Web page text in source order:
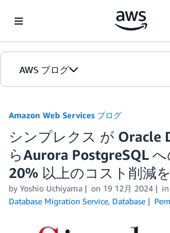
AWS ブログ
カテゴリ
エディション
Amazon Web Services ブログ
シンプレクス が Oracle
らAurora PostgreSQL へ
20% 以上のコスト削減
by Yoshio Uchiyama on 19 12月 2024 in
Database Migration Service, Database